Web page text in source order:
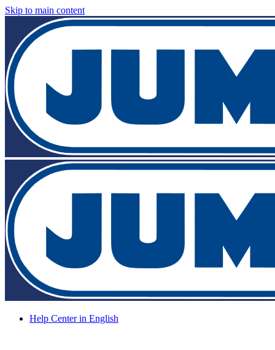
Skip to main content
Help Center in English